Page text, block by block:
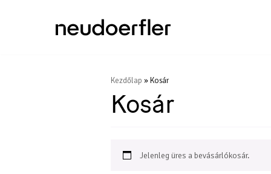
Kezdőlap »Kosár
Kosár
Jelenleg üres a bevásárlókosár.